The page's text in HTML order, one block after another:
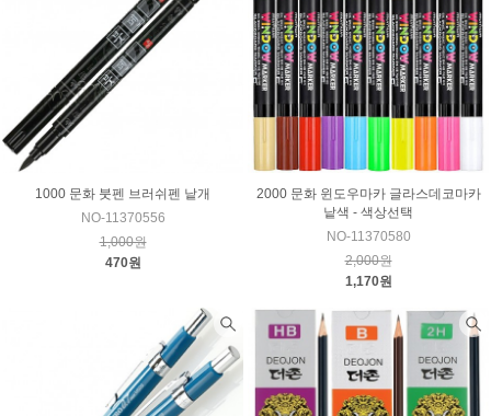
1000 문화 붓펜 브러쉬펜 낱개
NO-11370556
1,000원
470원
2000 문화 윈도우마카 글라스데코마카
낱색 - 색상선택
NO-11370580
2,000원
1,170원